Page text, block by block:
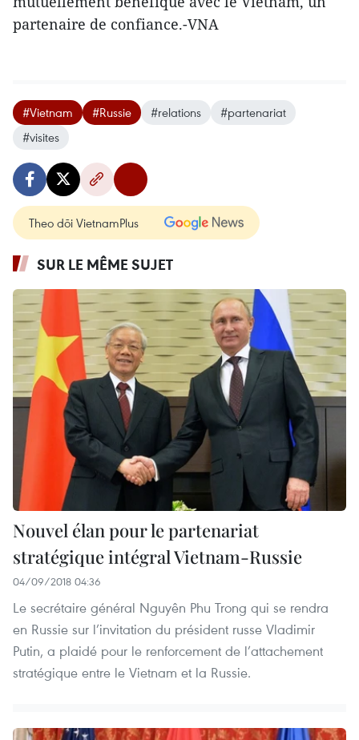
partenaire de confiance.-VNA
#Vietnam #Russie #relations
#partenariat
#visites
Theo dõi VietnamPlus
SUR LE MÊME SUJET
Nouvel élan pour le partenariat
stratégique intégral Vietnam-Russie
04/09/2018 04:36
Le secrétaire général Nguyên Phu Trong qui se rendra
en Russie sur l’invitation du président russe Vladimir
Putin, a plaidé pour le renforcement de l’attachement
stratégique entre le Vietnam et la Russie.